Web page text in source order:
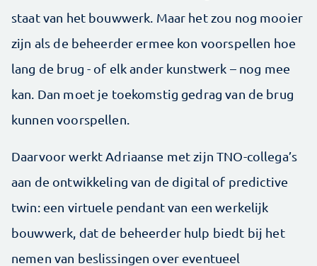
staat van het bouwwerk. Maar het zou nog mooier
zijn als de beheerder ermee kon voorspellen hoe
lang de brug - of elk ander kunstwerk – nog mee
kan. Dan moet je toekomstig gedrag van de brug
kunnen voorspellen.
Daarvoor werkt Adriaanse met zijn TNO-collega’s
aan de ontwikkeling van de digital of predictive
twin: een virtuele pendant van een werkelijk
bouwwerk, dat de beheerder hulp biedt bij het
nemen van beslissingen over eventueel